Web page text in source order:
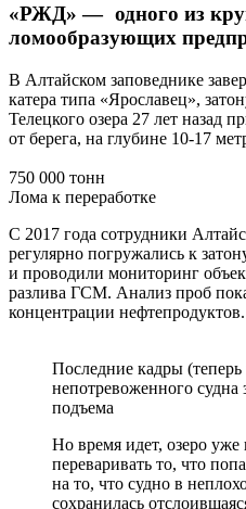
«РЖД» — одного из
ломообразующих
В Алтайском заповеднике
катера типа «Ярославец»,
Телецкого озера 27 лет назад
от берега, на глубине 10-17
750 000 тонн
Лома к переработке
С 2017 года сотрудники
регулярно погружались к
и проводили мониторинг
разлива ГСМ. Анализ проб
концентрации нефтепродуктов.
Последние кадры (теперь
непотревоженного судна
подъема
Но время идет, озеро уже
переваривать то, что
на то, что судно в
сохранилась